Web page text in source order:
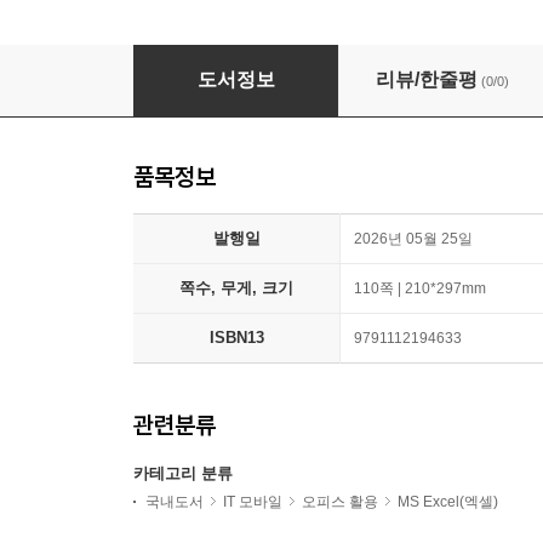
스마트한 시니어를 위한 엑셀 컬러판
도서정보 리뷰/한줄평 (0/0)
품목정보
발행일 2026년 05월 25일
쪽수, 무게, 크기 110쪽 | 210*297mm
ISBN13 9791112194633
관련분류
카테고리 분류
국내도서 IT 모바일 오피스 활용 MS Excel(엑셀)